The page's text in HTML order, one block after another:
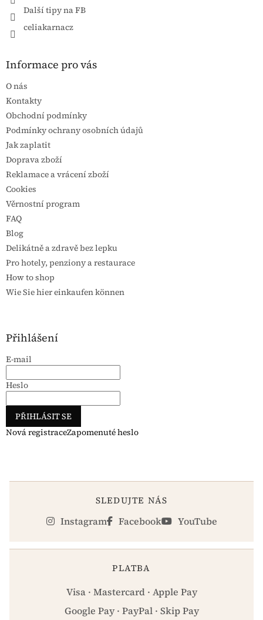
Další tipy na FB
celiakarnacz
Informace pro vás
O nás
Kontakty
Obchodní podmínky
Podmínky ochrany osobních údajů
Jak zaplatit
Doprava zboží
Reklamace a vrácení zboží
Cookies
Věrnostní program
FAQ
Blog
Delikátně a zdravě bez lepku
Pro hotely, penziony a restaurace
How to shop
Wie Sie hier einkaufen können
Přihlášení
E-mail
Heslo
PŘIHLÁSIT SE
Nová registraceZapomenuté heslo
SLEDUJTE NÁS
Instagram Facebook YouTube
PLATBA
Visa · Mastercard · Apple Pay
Google Pay · PayPal · Skip Pay